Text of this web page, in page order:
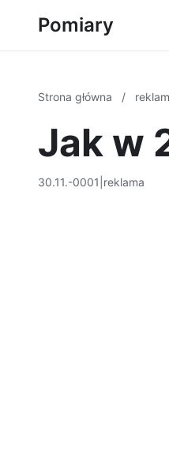
Pomiary
Strona główna /
Jak w
30.11.-0001 reklama